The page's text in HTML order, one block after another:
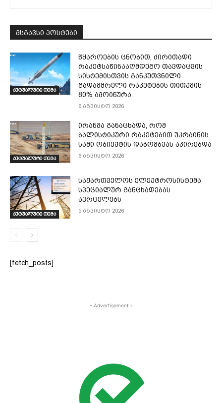
მსგავსი პოსტები
აქტუალური თემა
წყაროების ცნობით, ძირითადი
რაკეტსაწინააღმდეგო თავდაცვის
სისტემისთვის განკუთვნილი
გადამჭრელი რაკეტების თითქმის
80% ამოიწურა
6 აგვისტო 2026
აქტუალური თემა
ირანმა განაცხადა, რომ
ბალისტიკური რაკეტებით უკრაინის
სამი ობიექტის დაბომბვას აპირებდა
6 აგვისტო 2026
აქტუალური თემა
საქართველოს ელექტროსისტემა
სპეციალურ განცხადებას
ავრცელებს
5 აგვისტო 2026
[fetch_posts]
- Advertisement -